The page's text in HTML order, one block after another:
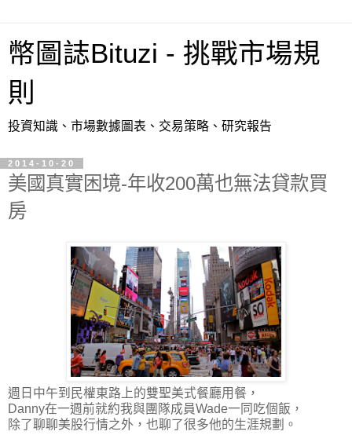
幣圖誌Bituzi - 挑戰市場規
則
投資知識、市場數據圖表、交易策略、研究報告
2014-10-20
美國真實困境-年收200萬也無法貸款買
房
週日中午到民權東路上的雙聖美式餐廳用餐，
Danny在一週前就約我與團隊成員Wade一同吃個飯，
除了聊聊美股行情之外，也聊了很多他的生涯規劃。